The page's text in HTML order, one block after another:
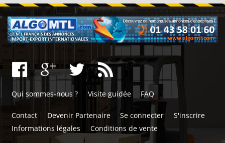
Qui sommes-nous ? Visite guidée FAQ
Contact Devenir Partenaire Se connecter
S'inscrire
Informations légales
Conditions de vente